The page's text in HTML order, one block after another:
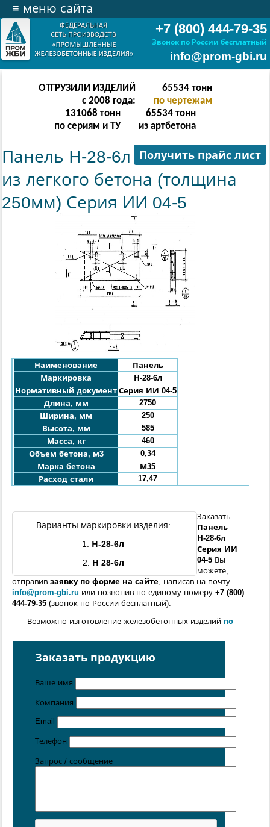
+7 (800) 444-79-35
Звонок по России бесплатный
info@prom-gbi.ru
≡ меню сайта
ОТГРУЗИЛИ ИЗДЕЛИЙ
с 2008 года:
131070тонн
по чертежам
238342 тонн
по сериям и ТУ
131070 тонн
из артбетона
Получить прайс лист
Панель Н-28-6л
из легкого бетона (толщина
250мм) Серия ИИ 04-5
Наименование
Панель
Маркировка
Н-28-6л
Нормативный документ Серия ИИ 04-5
Длина, мм
2750
Ширина, мм
250
Высота, мм
585
Масса, кг
460
Объем бетона, м3
0,34
Марка бетона
М35
Расход стали
17,47
Варианты маркировки изделия:
1. Н-28-6л
2.
Н 28-6л
Заказать
Панель
Н-28-6л
Серия ИИ
04-5 Вы
можете,
отправив заявку по форме на сайте, написав на почту
info@prom-gbi.ru или позвонив по единому номеру +7 (800)
444-79-35 (звонок по России бесплатный).
Возможно изготовление железобетонных изделий по
расположенных вСанкт-Петербурге
Цена от 5 руб. / кг
Заказать продукцию
Ваше имя
Компания
Email
Телефон
Запрос / сообщение